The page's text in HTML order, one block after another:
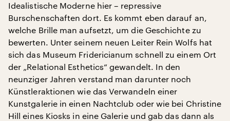
Idealistische Moderne hier – repressive
Burschenschaften dort. Es kommt eben darauf an,
welche Brille man aufsetzt, um die Geschichte zu
bewerten. Unter seinem neuen Leiter Rein Wolfs hat
sich das Museum Fridericianum schnell zu einem Ort
der „Relational Esthetics“ gewandelt. In den
neunziger Jahren verstand man darunter noch
Künstleraktionen wie das Verwandeln einer
Kunstgalerie in einen Nachtclub oder wie bei Christine
Hill eines Kiosks in eine Galerie und gab das dann als